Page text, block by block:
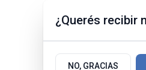
¿Querés recibir
NO, GRACIAS